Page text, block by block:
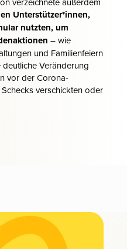
Unterstützer*innen,
nutzten, um
– wie
und Familienfeiern
Veränderung
vor der Corona-
verschickten oder